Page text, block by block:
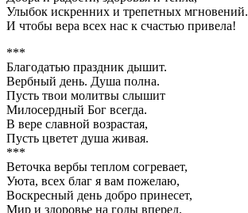
Улыбок искренних и трепетных мгновений.
И чтобы вера всех нас к счастью привела!
***
Благодатью праздник дышит.
Вербный день. Душа полна.
Пусть твои молитвы слышит
Милосердный Бог всегда.
В вере славной возрастая,
Пусть цветет душа живая.
***
Веточка вербы теплом согревает,
Уюта, всех благ я вам пожелаю,
Воскресный день добро принесет,
Мир и здоровье на годы вперед.